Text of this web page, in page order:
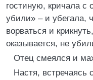
гостиную, кричала с
убили» – и убегала,
ворваться и
оказывается, не
Отец смеялся и
Настя,